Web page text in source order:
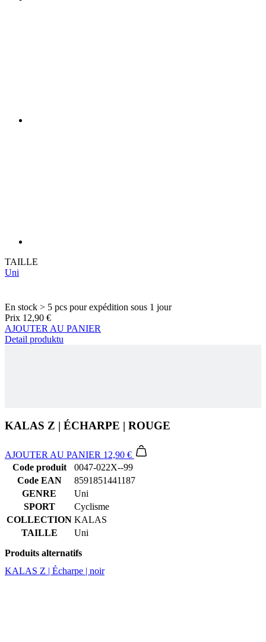
TAILLE
Uni
En stock > 5 pcs pour expédition sous 1 jour
Prix 12,90 €
AJOUTER AU PANIER
Detail produktu
KALAS Z | ÉCHARPE | ROUGE
AJOUTER AU PANIER 12,90 €
Code produit
0047-022X--99
Code EAN
8591851441187
GENRE
Uni
SPORT
Cyclisme
COLLECTION KALAS
TAILLE
Uni
Produits alternatifs
KALAS Z | Écharpe | noir